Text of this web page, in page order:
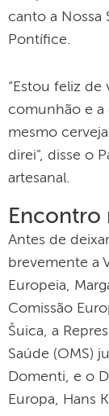
canto a Nossa
Pontífice.
“Estou feliz
comunhão e a
mesmo
direi", disse o
artesanal.
Encontro
Antes de
brevemente a
Europeia,
Comissão
Šuica, a
Saúde (OMS)
Domenti, e o
Europa, Hans